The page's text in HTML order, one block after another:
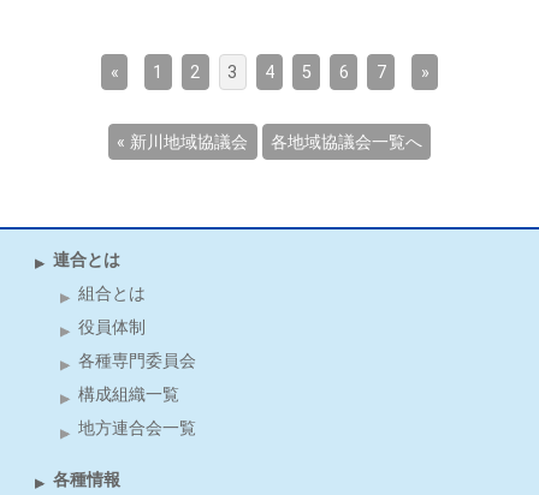
« 1 2 3 4 5 6 7 »
« 新川地域協議会 各地域協議会一覧へ
連合とは
組合とは
役員体制
各種専門委員会
構成組織一覧
地方連合会一覧
各種情報